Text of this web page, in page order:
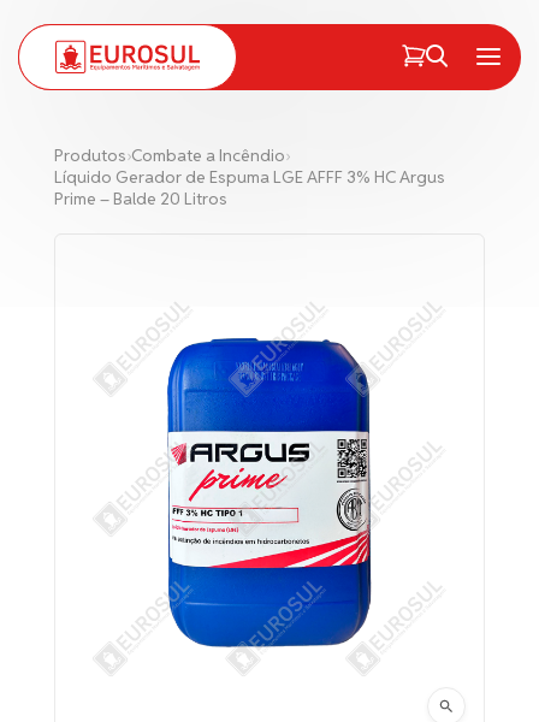
Menu
Produtos›Combate a Incêndio›
Líquido Gerador de Espuma LGE AFFF 3% HC Argus
Prime – Balde 20 Litros